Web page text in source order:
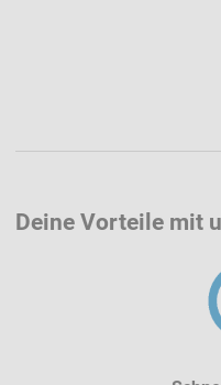
Deine Vorteile mit